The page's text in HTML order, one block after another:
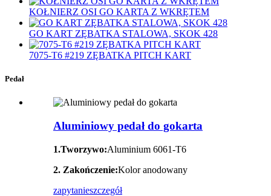
KOŁNIERZ OSI GO KARTA Z WKRĘTEM
GO KART ZĘBATKA STALOWA, SKOK 428
7075-T6 #219 ZĘBATKA PITCH KART
Pedał
Aluminiowy pedał do gokarta
1.Tworzywo:Aluminium 6061‐T6
2. Zakończenie:Kolor anodowany
zapytanieszczegół